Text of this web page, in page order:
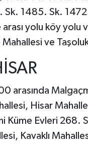
1485. Sk.
yolu köy yolu
ve
arasında
Hisar
Küme Evleri 268.
Kavaklı